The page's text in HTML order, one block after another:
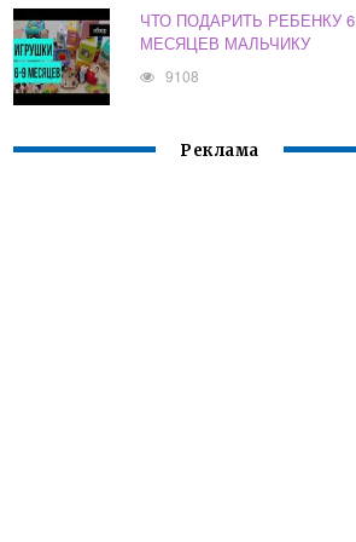
ЧТО ПОДАРИТЬ РЕБЕНКУ 6
МЕСЯЦЕВ МАЛЬЧИКУ
9108
Реклама